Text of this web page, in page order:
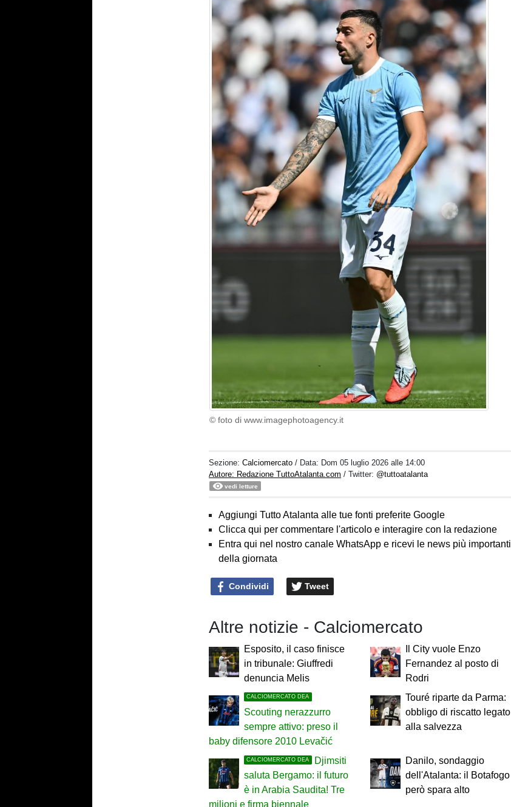
© foto di www.imagephotoagency.it
Sezione:Calciomercato / Data: Dom 05 luglio 2026 alle 14:00
Autore: Redazione TuttoAtalanta.com / Twitter: @tuttoatalanta
vedi letture
Aggiungi Tutto Atalanta alle tue fonti preferite Google
Clicca qui per commentare l'articolo e interagire con la redazione
Entra qui nel nostro canale WhatsApp e ricevi le news più importanti
della giornata
Condividi Tweet
Altre notizie - Calciomercato
Esposito, il caso finisce
in tribunale: Giuffredi
denuncia Melis
Il City vuole Enzo
Fernandez al posto di
Rodri
CALCIOMERCATO DEA
Scouting nerazzurro
sempre attivo: preso il
baby difensore 2010 Levačić
Touré riparte da Parma:
obbligo di riscatto legato
alla salvezza
CALCIOMERCATO DEA
Djimsiti
saluta Bergamo: il futuro
è in Arabia Saudita! Tre
milioni e firma biennale
Danilo, sondaggio
dell'Atalanta: il Botafogo
però spara alto